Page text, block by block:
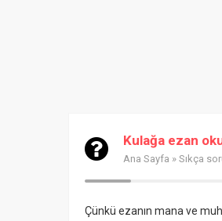
Kulağa ezan
Ana Sayfa » Sıkça
Çünkü ezanın mana ve